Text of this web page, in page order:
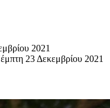
2021
23 Δεκεμβρίου 2021